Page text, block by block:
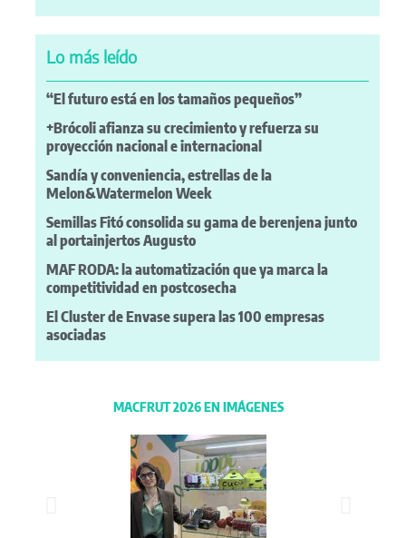
Lo más leído
“El futuro está en los tamaños pequeños”
+Brócoli afianza su crecimiento y refuerza su
proyección nacional e internacional
Sandía y conveniencia, estrellas de la
Melon&Watermelon Week
Semillas Fitó consolida su gama de berenjena junto
al portainjertos Augusto
MAF RODA: la automatización que ya marca la
competitividad en postcosecha
El Cluster de Envase supera las 100 empresas
asociadas
MACFRUT 2026 EN IMÁGENES